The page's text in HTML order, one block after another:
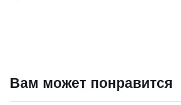
42000₽9 840 ₽
Вам может понравится